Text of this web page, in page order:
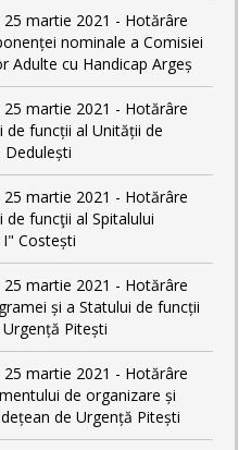
martie 2021 - Hotărâre
nominale a Comisiei
Adulte cu Handicap Argeș
martie 2021 - Hotărâre
de funcții al Unității de
Dedulești
martie 2021 - Hotărâre
funcţii al Spitalului
I" Costești
martie 2021 - Hotărâre
și a Statului de funcții
Pitești
martie 2021 - Hotărâre
de organizare și
de Urgență Pitești